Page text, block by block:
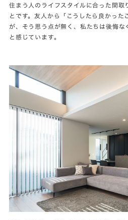
住まう人のライフスタイルに合った間取
とです。友人から「こうしたら良かった
が、そう思う点が無く、私たちは後悔な
と感じています。